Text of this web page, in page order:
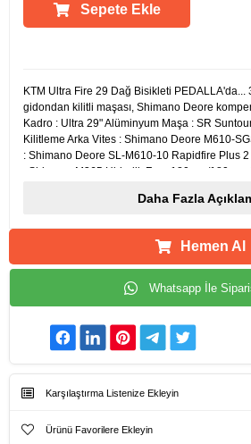
Sepete Ekle
KTM Ultra Fire 29 Dağ Bisikleti PEDALLA'da...
gidondan kilitli maşası, Shimano Deore
Kadro : Ultra 29" Alüminyum Maşa : SR
Kilitleme Arka Vites : Shimano Deore M610-
: Shimano Deore SL-M610-10 Rapidfire Plus
: Shimano M365 Hidrolik Fren 180mm/180mm
Line CC 29" Ryde/Shimano TX505 Lastik :
Daha Fazla
Hemen Al
Whatsapp İle
Karşılaştırma Listenize Ekleyin
Ürünü Favorilere Ekleyin